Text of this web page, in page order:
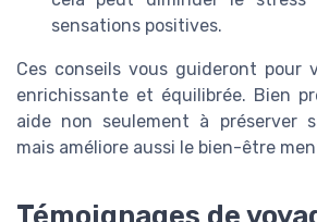
sensations positives.
Ces conseils vous guideront pour
enrichissante et équilibrée. Bien
aide non seulement à préserver
mais améliore aussi le bien-être